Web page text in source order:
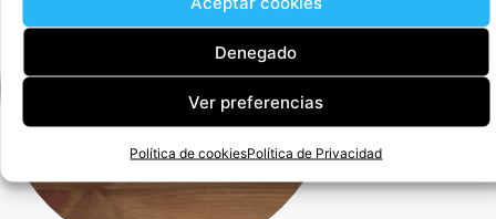
Denegado
Ver preferencias
Política de cookiesPolítica de Privacidad